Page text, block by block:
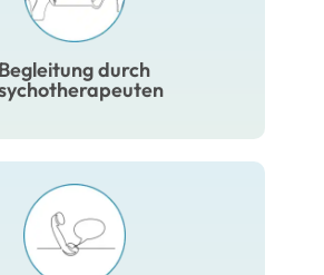
Begleitung durch
Unterstützung
Nachsorgegespräch.
zeitnah verfügbar –
monatelange